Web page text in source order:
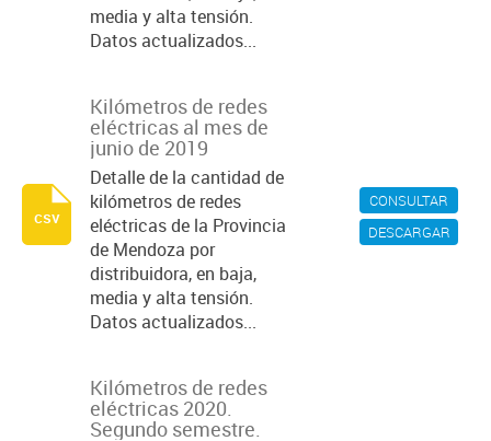
media y alta tensión.
Datos actualizados...
CONSULTAR
DESCARGAR
Kilómetros de redes
eléctricas al mes de
junio de 2019
Detalle de la cantidad de
kilómetros de redes
eléctricas de la Provincia
de Mendoza por
distribuidora, en baja,
media y alta tensión.
Datos actualizados...
csv
Kilómetros de redes
eléctricas 2020.
Segundo semestre.